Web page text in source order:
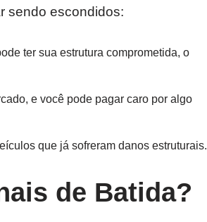
sendo escondidos:
ter sua estrutura comprometida, o
e você pode pagar caro por algo
que já sofreram danos estruturais.
de Batida?